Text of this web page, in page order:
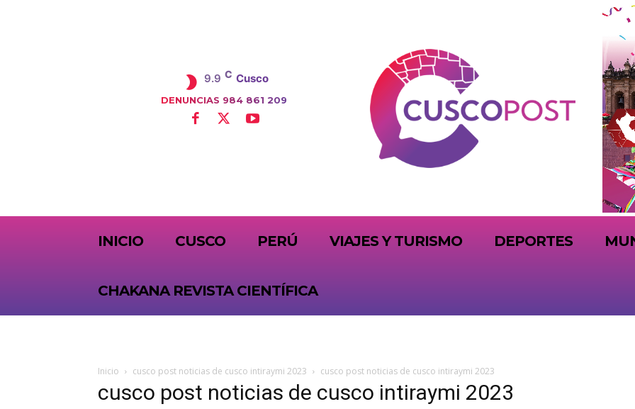
9.9 C Cusco
DENUNCIAS 984 861 209
INICIO CUSCO PERÚ VIAJES Y TURISMO DEPORTES
CHAKANA REVISTA CIENTÍFICA
Inicio cusco post noticias de cusco intiraymi 2023 cusco post noticias de cusco intiraymi 2023
cusco post noticias de cusco intiraymi 2023